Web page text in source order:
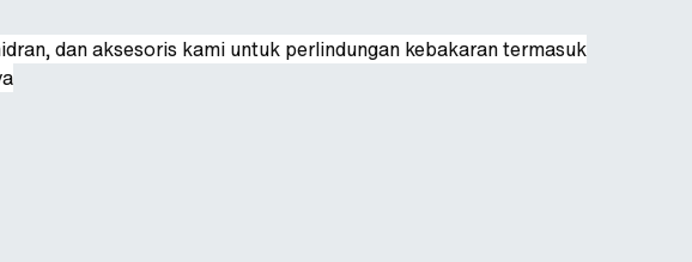
dan aksesoris kami untuk perlindungan kebakaran termasuk